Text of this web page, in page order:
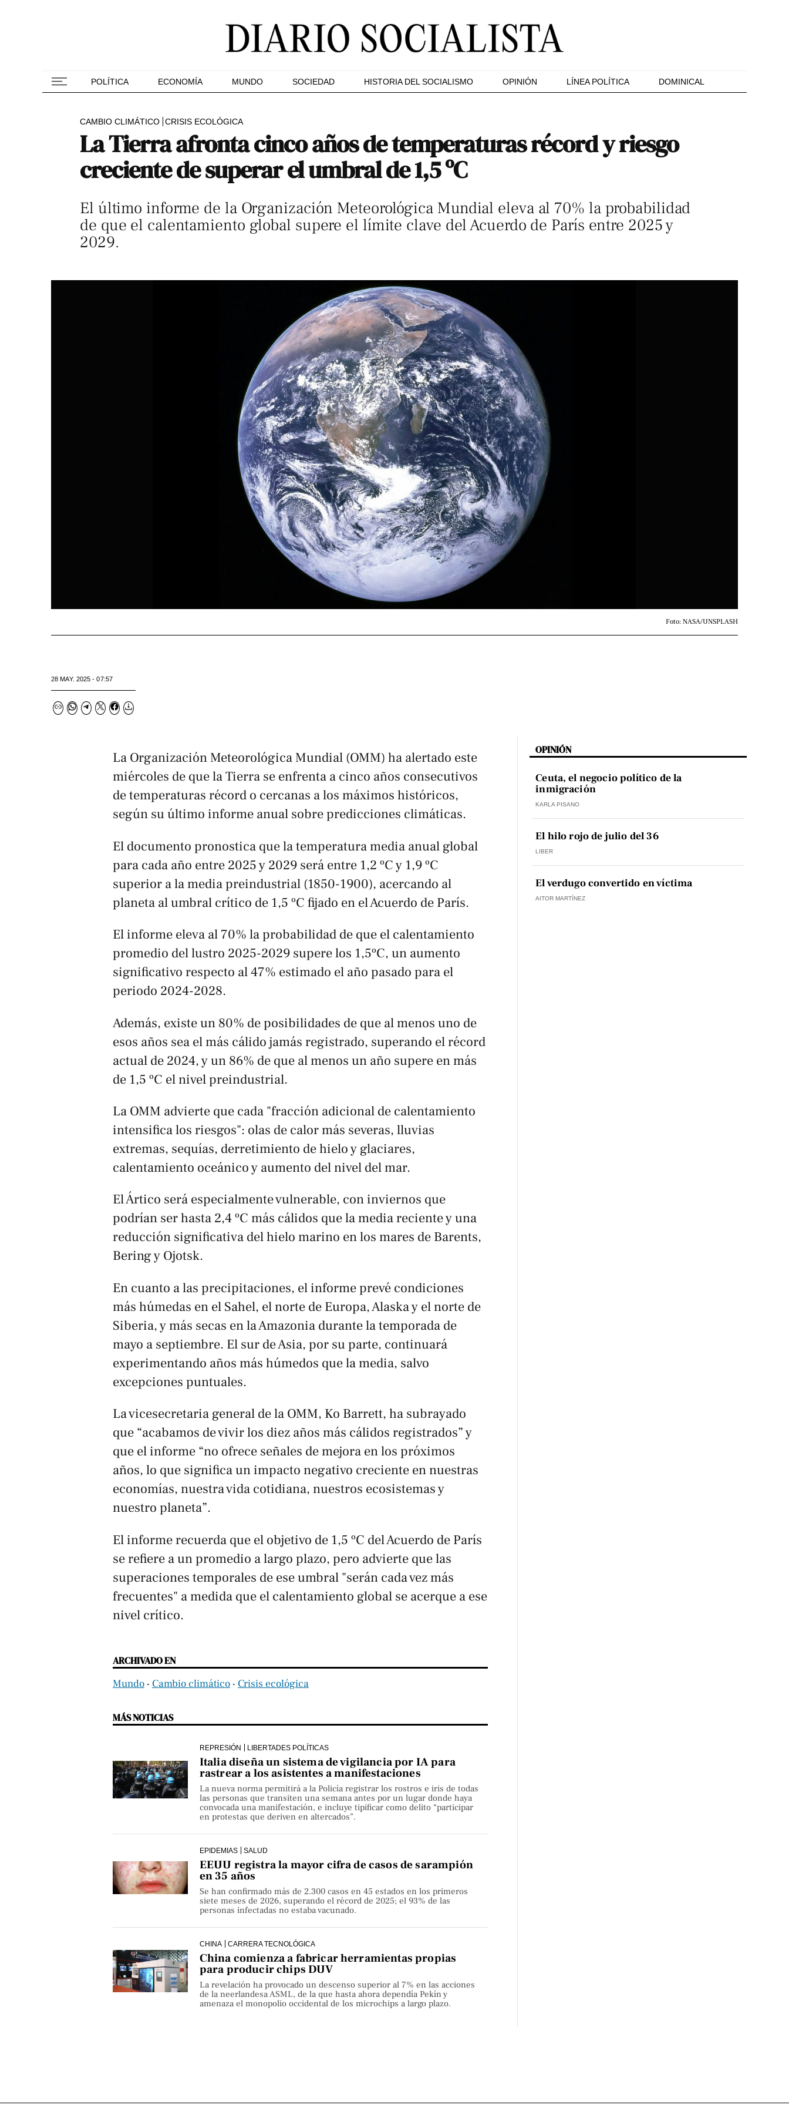
POLÍTICA ECONOMÍA MUNDO SOCIEDAD HISTORIA DEL SOCIALISMO OPINIÓN LÍNEA POLÍTICA DOMINICAL
CAMBIO CLIMÁTICO CRISIS ECOLÓGICA
La Tierra afronta cinco años de temperaturas récord y riesgo
creciente de superar el umbral de 1,5 ºC
El último informe de la Organización Meteorológica Mundial eleva al 70% la probabilidad
de que el calentamiento global supere el límite clave del Acuerdo de París entre 2025 y
2029.
Foto: NASA/UNSPLASH
28 MAY. 2025 - 07:57
La Organización Meteorológica Mundial (OMM) ha alertado este
miércoles de que la Tierra se enfrenta a cinco años consecutivos
de temperaturas récord o cercanas a los máximos históricos,
según su último informe anual sobre predicciones climáticas.
El documento pronostica que la temperatura media anual global
para cada año entre 2025 y 2029 será entre 1,2 ºC y 1,9 ºC
superior a la media preindustrial (1850-1900), acercando al
planeta al umbral crítico de 1,5 ºC fijado en el Acuerdo de París.
El informe eleva al 70% la probabilidad de que el calentamiento
promedio del lustro 2025-2029 supere los 1,5ºC, un aumento
significativo respecto al 47% estimado el año pasado para el
periodo 2024-2028.
Además, existe un 80% de posibilidades de que al menos uno de
esos años sea el más cálido jamás registrado, superando el récord
actual de 2024, y un 86% de que al menos un año supere en más
de 1,5 ºC el nivel preindustrial.
La OMM advierte que cada "fracción adicional de calentamiento
intensifica los riesgos": olas de calor más severas, lluvias
extremas, sequías, derretimiento de hielo y glaciares,
calentamiento oceánico y aumento del nivel del mar.
El Ártico será especialmente vulnerable, con inviernos que
podrían ser hasta 2,4 ºC más cálidos que la media reciente y una
reducción significativa del hielo marino en los mares de Barents,
Bering y Ojotsk.
En cuanto a las precipitaciones, el informe prevé condiciones
más húmedas en el Sahel, el norte de Europa, Alaska y el norte de
Siberia, y más secas en la Amazonia durante la temporada de
mayo a septiembre. El sur de Asia, por su parte, continuará
experimentando años más húmedos que la media, salvo
excepciones puntuales.
La vicesecretaria general de la OMM, Ko Barrett, ha subrayado
que “acabamos de vivir los diez años más cálidos registrados” y
que el informe “no ofrece señales de mejora en los próximos
años, lo que significa un impacto negativo creciente en nuestras
economías, nuestra vida cotidiana, nuestros ecosistemas y
nuestro planeta”.
El informe recuerda que el objetivo de 1,5 ºC del Acuerdo de París
se refiere a un promedio a largo plazo, pero advierte que las
superaciones temporales de ese umbral "serán cada vez más
frecuentes" a medida que el calentamiento global se acerque a ese
nivel crítico.
ARCHIVADO EN
Mundo ‧ Cambio climático ‧ Crisis ecológica
MÁS NOTICIAS
REPRESIÓN LIBERTADES POLÍTICAS
Italia diseña un sistema de vigilancia por IA para
rastrear a los asistentes a manifestaciones
La nueva norma permitirá a la Policía registrar los rostros e iris de todas
las personas que transiten una semana antes por un lugar donde haya
convocada una manifestación, e incluye tipificar como delito “participar
en protestas que deriven en altercados”.
EPIDEMIAS SALUD
EEUU registra la mayor cifra de casos de sarampión
en 35 años
Se han confirmado más de 2.300 casos en 45 estados en los primeros
siete meses de 2026, superando el récord de 2025; el 93% de las
personas infectadas no estaba vacunado.
CHINA CARRERA TECNOLÓGICA
China comienza a fabricar herramientas propias
para producir chips DUV
La revelación ha provocado un descenso superior al 7% en las acciones
de la neerlandesa ASML, de la que hasta ahora dependía Pekín y
amenaza el monopolio occidental de los microchips a largo plazo.
OPINIÓN
Ceuta, el negocio político de la
inmigración
KARLA PISANO
El hilo rojo de julio del 36
LIBER
El verdugo convertido en víctima
AITOR MARTÍNEZ